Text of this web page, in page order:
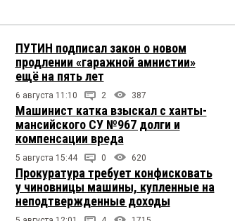
ПУТИН подписал закон о новом
продлении «гаражной амнистии»
ещё на пять лет
6 августа 11:10 2 387
Машинист катка взыскал с ханты-
мансийского СУ №967 долги и
компенсации вреда
5 августа 15:44 0 620
Прокуратура требует конфисковать
у чиновницы машины, купленные на
неподтвержденные доходы